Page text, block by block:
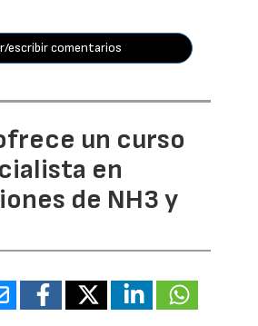
escribir comentarios
un curso
en
de NH3 y